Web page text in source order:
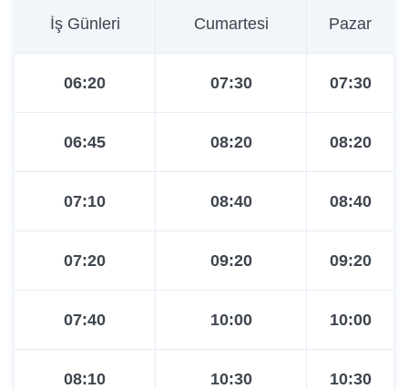
İş Günleri Cumartesi Pazar
06:20 07:30 07:30
06:45 08:20 08:20
07:10 08:40 08:40
07:20 09:20 09:20
07:40 10:00 10:00
08:10 10:30 10:30